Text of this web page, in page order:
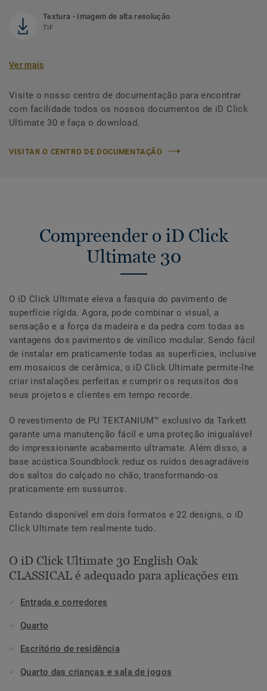
Textura - Imagem de alta resolução
TIF
Ver mais
Visite o nosso centro de documentação para encontrar
com facilidade todos os nossos documentos de iD Click
Ultimate 30 e faça o download.
VISITAR O CENTRO DE DOCUMENTAÇÃO
Compreender o iD Click
Ultimate 30
O iD Click Ultimate eleva a fasquia do pavimento de
superfície rígida. Agora, pode combinar o visual, a
sensação e a força da madeira e da pedra com todas as
vantagens dos pavimentos de vinílico modular. Sendo fácil
de instalar em praticamente todas as superfícies, inclusive
em mosaicos de cerâmica, o iD Click Ultimate permite-lhe
criar instalações perfeitas e cumprir os requisitos dos
seus projetos e clientes em tempo recorde.
O revestimento de PU TEKTANIUM™ exclusivo da Tarkett
garante uma manutenção fácil e uma proteção inigualável
do impressionante acabamento ultramate. Além disso, a
base acústica Soundblock reduz os ruídos desagradáveis
dos saltos do calçado no chão, transformando-os
praticamente em sussurros.
Estando disponível em dois formatos e 22 designs, o iD
Click Ultimate tem realmente tudo.
O iD Click Ultimate 30 English Oak
CLASSICAL é adequado para aplicações em
Entrada e corredores
Quarto
Escritório de residência
Quarto das crianças e sala de jogos